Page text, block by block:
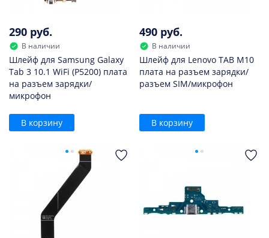
290 руб.
В наличии
Шлейф для Samsung Galaxy
Tab 3 10.1 WiFi (P5200) плата
на разъем зарядки/
микрофон
В корзину
490 руб.
В наличии
Шлейф для Lenovo TAB M10
плата на разъем зарядки/
разъем SIM/микрофон
В корзину